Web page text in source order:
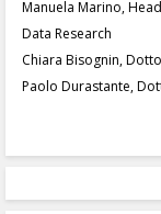
Manuela Marino,
Data Research
Chiara Bisognin,
Paolo Durastante,